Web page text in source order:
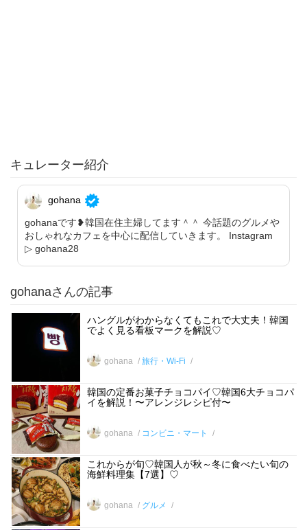
キュレーター紹介
gohana
gohanaです❥韓国在住主婦してます＾＾ 今話題のグルメや
おしゃれなカフェを中心に配信していきます。 Instagram
▷ gohana28
gohanaさんの記事
ハングルがわからなくてもこれで大丈夫！韓国
でよく見る看板マークを解説♡
gohana 旅行・Wi-Fi
韓国の定番お菓子チョコパイ♡韓国6大チョコパ
イを解説！〜アレンジレシピ付〜
gohana コンビニ・マート
これからが旬♡韓国人が秋～冬に食べたい旬の
海鮮料理集【7選】♡
gohana グルメ